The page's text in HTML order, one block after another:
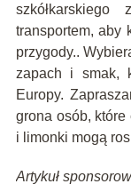
transportem, aby
przygody..
zapach i smak,
Europy.
grona osób, które
i limonki mogą
Artykuł